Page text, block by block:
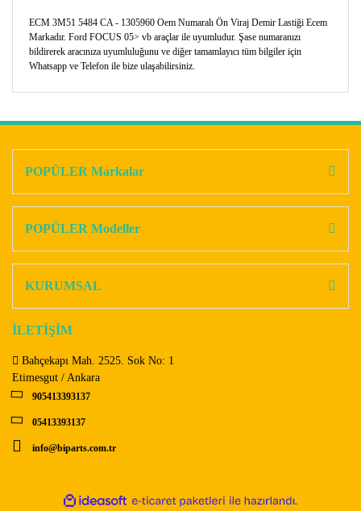
ECM 3M51 5484 CA - 1305960 Oem Numaralı Ön Viraj Demir Lastiği Ecem
Markadır. Ford FOCUS 05> vb araçlar ile uyumludur. Şase numaranızı
bildirerek aracınıza uyumluluğunu ve diğer tamamlayıcı tüm bilgiler için
Whatsapp ve Telefon ile bize ulaşabilirsiniz.
Ürün açıklamasında eksik bilgiler bulunuyor.
Bu ürüne benzer farklı alternatifler olmalı.
POPÜLER Markalar
POPÜLER Modeller
KURUMSAL
İLETİŞİM
Bahçekapı Mah. 2525. Sok No: 1
Etimesgut / Ankara
905413393137
05413393137
info@biparts.com.tr
ideasoft
e-